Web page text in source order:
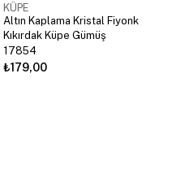
KÜPE
Altın Kaplama Kristal Fiyonk
Kıkırdak Küpe Gümüş
17854
₺179,00